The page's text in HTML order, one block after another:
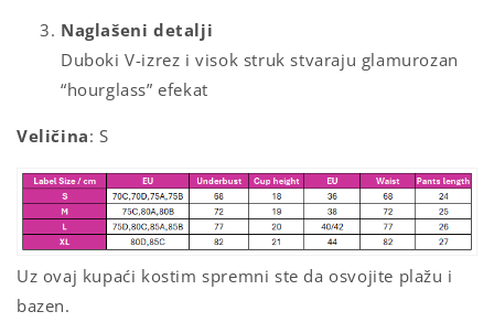
Naglašeni detalji
DubokiV-izrez ivisok strukstvaraju glamurozan
“hourglass”efekat
Veličina: S
Uz ovaj kupaći kostim spremniste daosvojite plažu i
bazen.